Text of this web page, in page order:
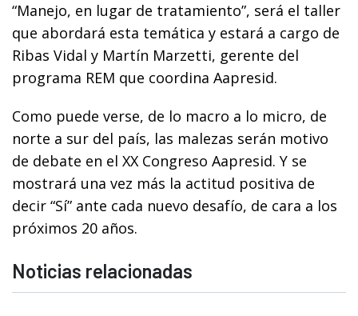
“Manejo, en lugar de tratamiento”, será el taller
que abordará esta temática y estará a cargo de
Ribas Vidal y Martín Marzetti, gerente del
programa REM que coordina Aapresid.
Como puede verse, de lo macro a lo micro, de
norte a sur del país, las malezas serán motivo
de debate en el XX Congreso Aapresid. Y se
mostrará una vez más la actitud positiva de
decir “Sí” ante cada nuevo desafío, de cara a los
próximos 20 años.
Noticias relacionadas